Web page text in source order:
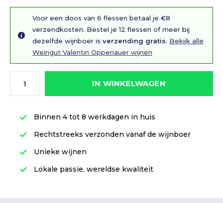
Voor een doos van 6 flessen betaal je €8
verzendkosten. Bestel je 12 flessen of meer bij
dezelfde wijnboer is verzending gratis. Bekijk alle
Weingut Valentin Oppenauer wijnen
IN WINKELWAGEN
Binnen 4 tot 8 werkdagen in huis
Rechtstreeks verzonden vanaf de wijnboer
Unieke wijnen
Lokale passie, wereldse kwaliteit